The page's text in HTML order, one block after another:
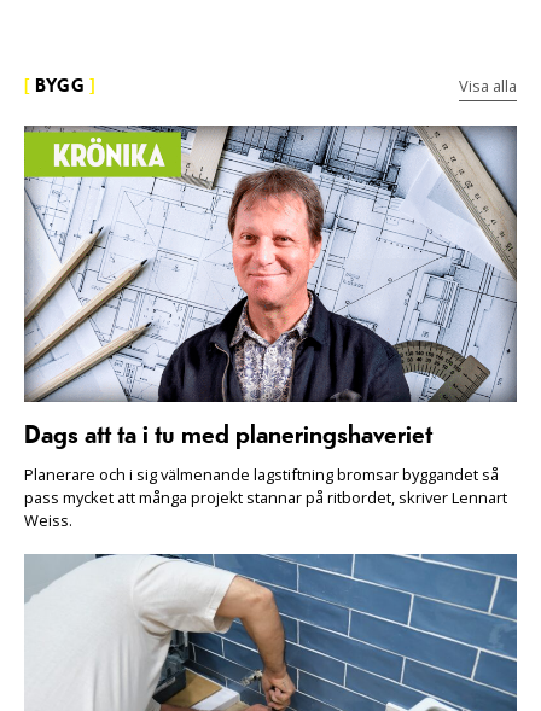
BYGG Visa alla
Dags att ta i tu med planeringshaveriet
Planerare och i sig välmenande lagstiftning bromsar byggandet så
pass mycket att många projekt stannar på ritbordet, skriver Lennart
Weiss.